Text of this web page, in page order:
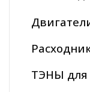
ТЭНЫ